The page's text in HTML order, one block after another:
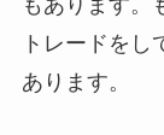
トレードをし
あります。